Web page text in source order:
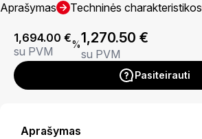
Aprašymas Techninės charakteristikos
1,694.00 €
su PVM
%1,270.50 €
su PVM
Pasiteirauti
Aprašymas